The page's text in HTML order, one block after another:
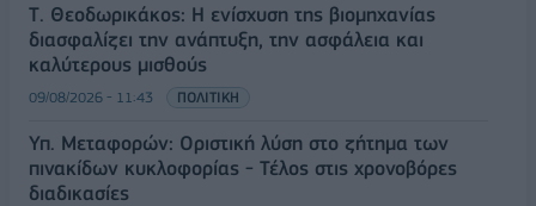
Τ. Θεοδωρικάκος: Η ενίσχυση της βιομηχανίας
διασφαλίζει την ανάπτυξη, την ασφάλεια και
καλύτερους μισθούς
09/08/2026 - 11:43 ΠΟΛΙΤΙΚΗ
Υπ. Μεταφορών: Οριστική λύση στο ζήτημα των
πινακίδων κυκλοφορίας - Τέλος στις χρονοβόρες
διαδικασίες